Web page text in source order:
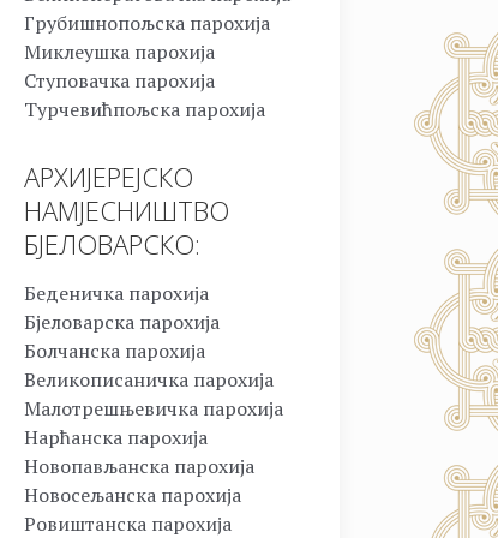
Грубишнопољска парохија
Миклеушка парохија
Ступовачка парохија
Турчевићпољска парохија
АРХИЈЕРЕЈСКО
НАМЈЕСНИШТВО
БЈЕЛОВАРСКО:
Беденичка парохија
Бјеловарска парохија
Болчанска парохија
Великописаничка парохија
Малотрешњевичка парохија
Нарћанска парохија
Новопављанска парохија
Новосељанска парохија
Ровиштанска парохија